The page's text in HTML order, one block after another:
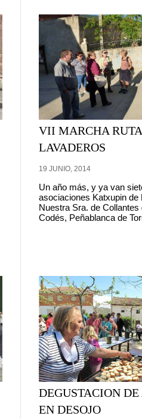
VII MARCHA
LAVADEROS
19 JUNIO, 2014
Un año más, y ya van
asociaciones Katxupin de
Nuestra Sra. de Collantes
Codés, Peñablanca de
DEGUSTACION
EN DESOJO